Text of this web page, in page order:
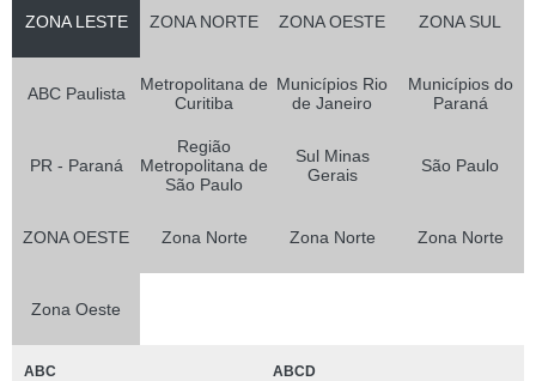
ZONA LESTE ZONA NORTE ZONA OESTE ZONA SUL
ABC Paulista
Metropolitana de
Curitiba
Municípios Rio
de Janeiro
Municípios do
Paraná
PR - Paraná
Região
Metropolitana de
São Paulo
Sul Minas
Gerais
São Paulo
ZONA OESTE Zona Norte Zona Norte Zona Norte
Zona Oeste
ABC ABCD